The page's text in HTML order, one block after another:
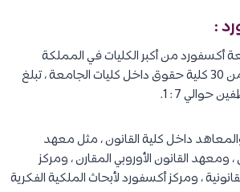
أكسفورد من أكبر الكليات في المملكة
المتحدة ، وهي تتكون من 30 كلية حقوق داخل كليات الجامعة ، تبلغ
حوالي 7 : 1.
داخل كلية القانون ، مثل معهد
ومعهد القانون الأوروبي المقارن ، ومركز
، ومركز أكسفورد لأبحاث الملكية الفكرية